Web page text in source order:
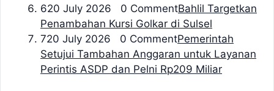
620 July 2026 0 CommentBahlil Targetkan
Penambahan Kursi Golkar di Sulsel
720 July 2026 0 CommentPemerintah
Setujui Tambahan Anggaran untuk Layanan
Perintis ASDP dan Pelni Rp209 Miliar